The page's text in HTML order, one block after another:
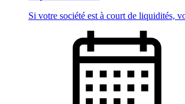
Si votre société est à court de liquidités,